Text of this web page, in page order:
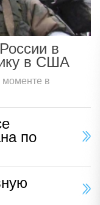
в
в США
в
по